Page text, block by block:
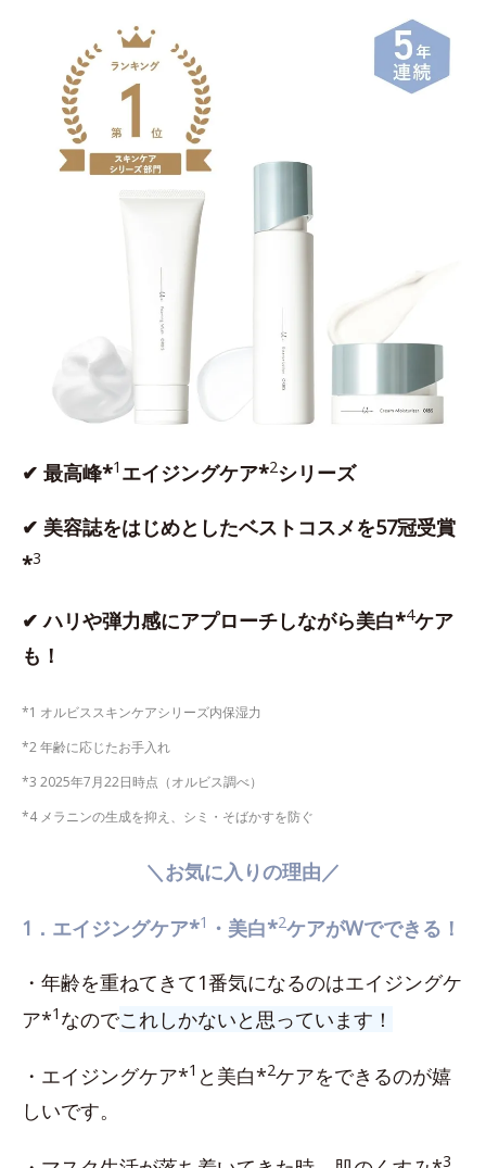
✔ 最高峰*1 エイジングケア*2シリーズ
✔ 美容誌をはじめとしたベストコスメを57冠受賞
*3
✔ ハリや弾力感にアプローチしながら美白*4ケア
も！
*1 オルビススキンケアシリーズ内保湿力
*2 年齢に応じたお手入れ
*3 2025年7月22日時点（オルビス調べ）
*4 メラニンの生成を抑え、シミ・そばかすを防ぐ
＼お気に入りの理由／
1．エイジングケア*1 ・美白*2ケアがWでできる！
・年齢を重ねてきて1番気になるのはエイジングケ
ア*1 なのでこれしかないと思っています！
・エイジングケア*1 と美白*2ケアをできるのが嬉
しいです。
3